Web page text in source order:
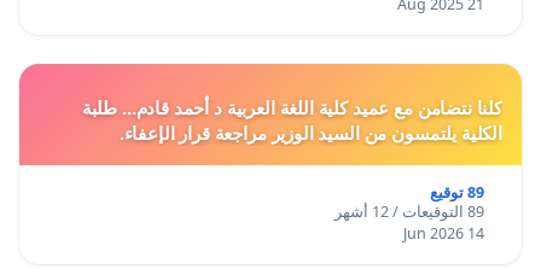
كلنا نتضامن مع عميد كلية اللغة العربية د أحمد قادم... طلبة
الكلية يلتمسون من السيد الوزير مراجعة قرار الإعفاء.
89 توقيع
89 التوقيعات / 12 أشهر
14 Jun 2026